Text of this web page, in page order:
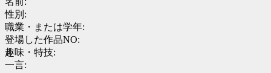
性別:
職業・または学年:
登場した作品NO:
趣味・特技:
一言: